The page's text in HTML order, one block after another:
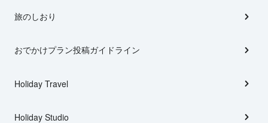
旅のしおり
おでかけプラン投稿ガイドライン
Holiday Travel
Holiday Studio